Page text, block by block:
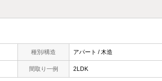
種別/構造 アパート / 木造
間取り一例 2LDK